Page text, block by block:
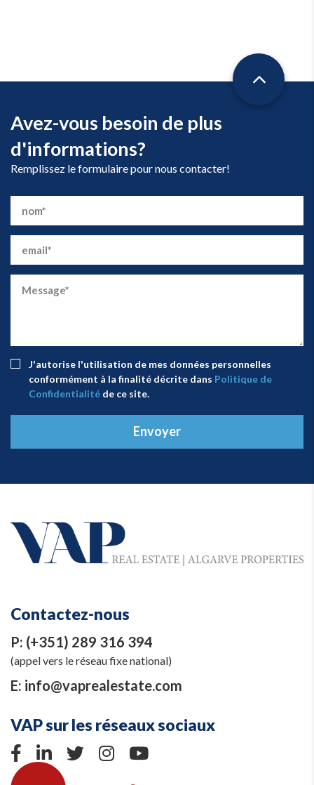
Contactez-nous
P: (+351) 289 316 394
(appel vers le réseau fixe national)
E: info@vaprealestate.com
VAP sur les réseaux sociaux
Avez-vous besoin de plus
d'informations?
Remplissez le formulaire pour nous contacter!
J'autorise l'utilisation de mes données personnelles
conformément à la finalité décrite dans Politique de
Confidentialité de ce site.
Envoyer